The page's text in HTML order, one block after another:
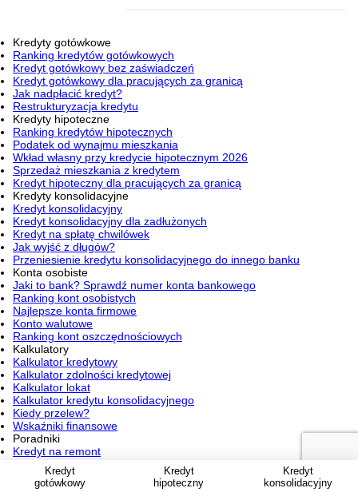
Kredyt
gotówkowy
Kredyt
hipoteczny
Kredyt
konsolidacyjny
Kredyty gotówkowe
Ranking kredytów gotówkowych
Kredyt gotówkowy bez zaświadczeń
Kredyt gotówkowy dla pracujących za granicą
Jak nadpłacić kredyt?
Restrukturyzacja kredytu
Kredyty hipoteczne
Ranking kredytów hipotecznych
Podatek od wynajmu mieszkania
Wkład własny przy kredycie hipotecznym 2026
Sprzedaż mieszkania z kredytem
Kredyt hipoteczny dla pracujących za granicą
Kredyty konsolidacyjne
Kredyt konsolidacyjny
Kredyt konsolidacyjny dla zadłużonych
Kredyt na spłatę chwilówek
Jak wyjść z długów?
Przeniesienie kredytu konsolidacyjnego do innego banku
Konta osobiste
Jaki to bank? Sprawdź numer konta bankowego
Ranking kont osobistych
Najlepsze konta firmowe
Konto walutowe
Ranking kont oszczędnościowych
Kalkulatory
Kalkulator kredytowy
Kalkulator zdolności kredytowej
Kalkulator lokat
Kalkulator kredytu konsolidacyjnego
Kiedy przelew?
Wskaźniki finansowe
Poradniki
Kredyt na remont
Kredyt Konsumencki
Jak wypłacić pieniądze z PPK
Jak zrobić przelew BLIK-em?